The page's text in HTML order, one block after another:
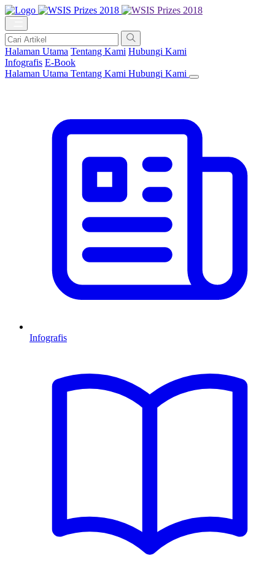
Halaman Utama Tentang Kami Hubungi Kami
Infografis E-Book
Halaman Utama Tentang Kami Hubungi Kami
Infografis